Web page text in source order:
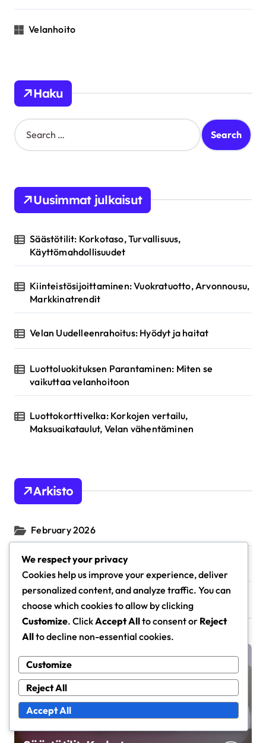
Velanhoito
Haku
S
e
h
o
:
Uusimmat julkaisut
Säästötilit: Korkotaso, Turvallisuus,
Käyttömahdollisuudet
Kiinteistösijoittaminen: Vuokratuotto, Arvonnousu,
Markkinatrendit
Velan Uudelleenrahoitus: Hyödyt ja haitat
Luottoluokituksen Parantaminen: Miten se
vaikuttaa velanhoitoon
Luottokorttivelka: Korkojen vertailu,
Maksuaikataulut, Velan vähentäminen
Arkisto
February 2026
January 2026
You Missed
Taloudellinen suunnittelu
We respect your privacy
Cookies help us improve your experience, deliver
personalized content, and analyze traffic. You can
choose which cookies to allow by clicking
Customize. ClickAccept Allto consent or Reject
Allto decline non-essential cookies.
Customize
Reject All
Accept All